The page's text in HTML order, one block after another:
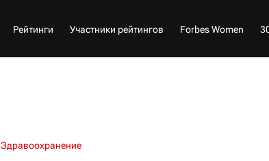
Рейтинги Участники рейтингов Forbes Women
Здравоохранение